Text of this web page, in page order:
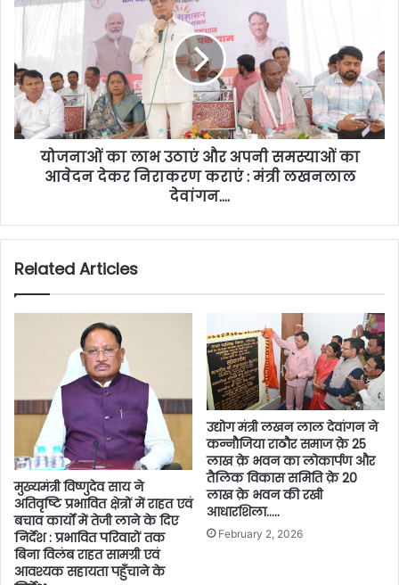
योजनाओं का लाभ उठाएं और अपनी समस्याओं का
आवेदन देकर निराकरण कराएं : मंत्री लखनलाल
देवांगन….
Related Articles
मुख्यमंत्री विष्णुदेव साय ने
अतिवृष्टि प्रभावित क्षेत्रों में राहत एवं
बचाव कार्यों में तेजी लाने के दिए
निर्देश : प्रभावित परिवारों तक
बिना विलंब राहत सामग्री एवं
आवश्यक सहायता पहुँचाने के
उद्योग मंत्री लखन लाल देवांगन ने
कन्नौजिया राठौर समाज क़े 25
लाख क़े भवन का लोकार्पण और
तैलिक विकास समिति क़े 20
लाख क़े भवन की रखी
आधारशिला…..
February 2, 2026